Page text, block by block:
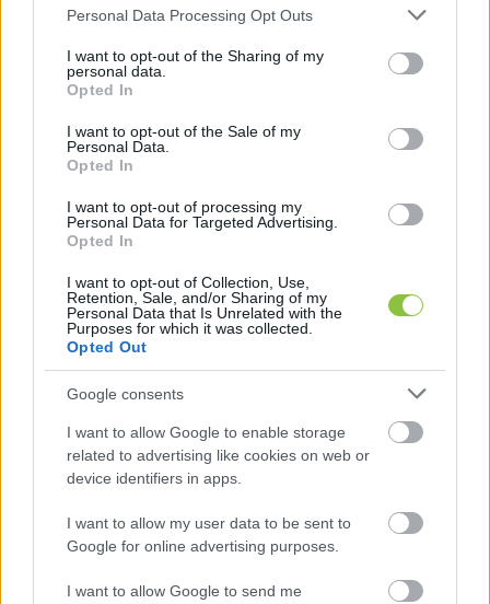
Please note that this website/app uses one or more Google
not limited to your visit or usage behaviour. You may click to
grant or deny consent to Google and its third-party tags to
use your data for below specified purposes in below Google
consent section.
Personal Data Processing Opt Outs
I want to opt-out of the Sharing of my
personal data.
Opted In
I want to opt-out of the Sale of my
Personal Data.
Opted In
I want to opt-out of processing my
Personal Data for Targeted Advertising.
Opted In
I want to opt-out of Collection, Use,
Retention, Sale, and/or Sharing of my
Personal Data that Is Unrelated with the
Purposes for which it was collected.
Opted Out
Google consents
I want to allow Google to enable storage
related to advertising like cookies on web or
device identifiers in apps.
I want to allow my user data to be sent to
Google for online advertising purposes.
I want to allow Google to send me
hadszíntér alakulásáról Szabolcsban.
Szegeder: Amikor a zaklatás
szexuálissá válik